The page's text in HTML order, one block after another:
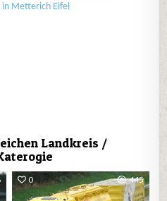
in Metterich Eifel
Landkreis /
0 445